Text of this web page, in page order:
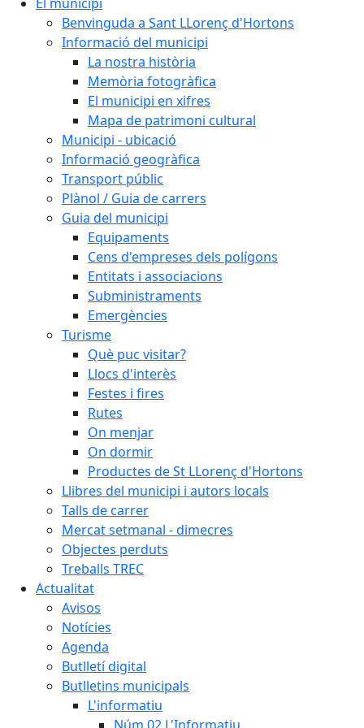
Benvinguda a Sant LLorenç d'Hortons
Informació del municipi
La nostra història
Memòria fotogràfica
El municipi en xifres
Mapa de patrimoni cultural
Municipi - ubicació
Informació geogràfica
Transport públic
Plànol / Guia de carrers
Guia del municipi
Equipaments
Cens d'empreses dels polígons
Entitats i associacions
Subministraments
Emergències
Turisme
Què puc visitar?
Llocs d'interès
Festes i fires
Rutes
On menjar
On dormir
Productes de St LLorenç d'Hortons
Llibres del municipi i autors locals
Talls de carrer
Mercat setmanal - dimecres
Objectes perduts
Treballs TREC
Actualitat
Avisos
Notícies
Agenda
Butlletí digital
Butlletins municipals
L'informatiu